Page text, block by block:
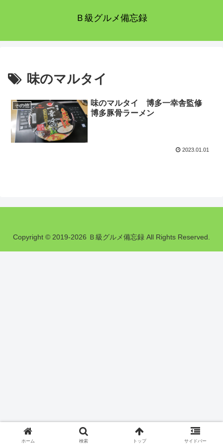
Ｂ級グルメ備忘録
味のマルタイ
その他
味のマルタイ 博多一幸舎監修
博多豚骨ラーメン
2023.01.01
Copyright © 2019-2026 Ｂ級グルメ備忘録 All Rights Reserved.
ホーム 検索 トップ サイドバー